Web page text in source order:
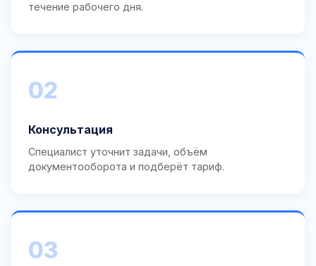
течение рабочего дня.
02
Консультация
Специалист уточнит задачи, объём
документооборота и подберёт тариф.
03